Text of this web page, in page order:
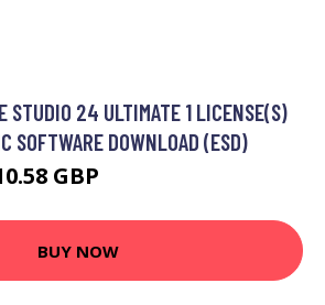
STUDIO 24 ULTIMATE 1 LICENSE(S)
SOFTWARE DOWNLOAD (ESD)
GBP
BUY NOW